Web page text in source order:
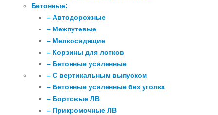
Бетонные:
– Автодорожные
– Межпутевые
– Мелкосидящие
– Корзины для лотков
– Бетонные усиленные
– С вертикальным выпуском
– Бетонные усиленные без уголка
– Бортовые ЛВ
– Прикромочные ЛВ